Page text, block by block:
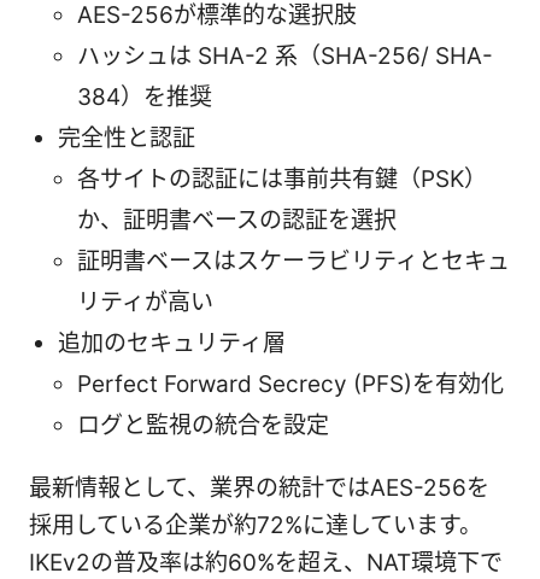
AES-256が標準的な選択肢
ハッシュは SHA-2 系（SHA-256/ SHA-
384）を推奨
完全性と認証
各サイトの認証には事前共有鍵（PSK）
か、証明書ベースの認証を選択
証明書ベースはスケーラビリティとセキュ
リティが高い
追加のセキュリティ層
Perfect Forward Secrecy (PFS)を有効化
ログと監視の統合を設定
最新情報として、業界の統計ではAES-256を
採用している企業が約72%に達しています。
IKEv2の普及率は約60%を超え、NAT環境下で